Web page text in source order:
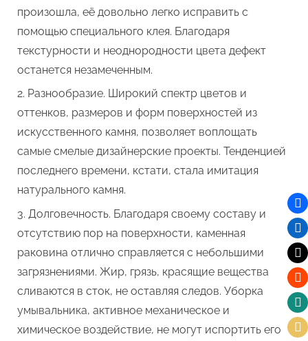
произошла, её довольно легко исправить с
помощью специального клея. Благодаря
текстурности и неоднородности цвета дефект
останется незамеченным.
Разнообразие. Широкий спектр цветов и
оттенков, размеров и форм поверхностей из
искусственного камня, позволяет воплощать
самые смелые дизайнерские проекты. Тенденцией
последнего времени, кстати, стала имитация
натурального камня.
Долговечность. Благодаря своему составу и
отсутствию пор на поверхности, каменная
раковина отлично справляется с небольшими
загрязнениями. Жир, грязь, красящие вещества
сливаются в сток, не оставляя следов. Уборка
умывальника, активное механическое и
химическое воздействие, не могут испортить его